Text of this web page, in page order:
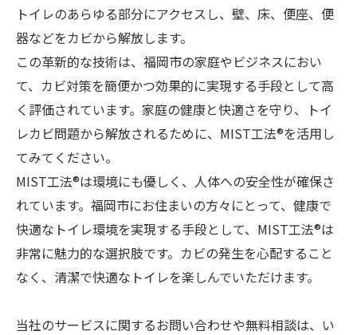
トイレのあらゆる部分にアクセスし、壁、床、便座、便
器などをカビから解放します。
この革新的な技術は、福岡市の家庭やビジネスにおい
て、カビ対策を簡便かつ効果的に実現する手段として高
く評価されています。家庭の健康と快適さを守り、トイ
レカビ問題から解放されるために、MIST工法®を活用し
てみてください。
MIST工法®は環境にも優しく、人体への安全性が確保さ
れています。福岡市にお住まいの方々にとって、健康で
快適なトイレ環境を実現する手段として、MIST工法®は
非常に魅力的な選択肢です。カビの発生を心配すること
なく、清潔で快適なトイレを楽しんでいただけます。
当社のサービスに関するお問い合わせや無料相談は、い